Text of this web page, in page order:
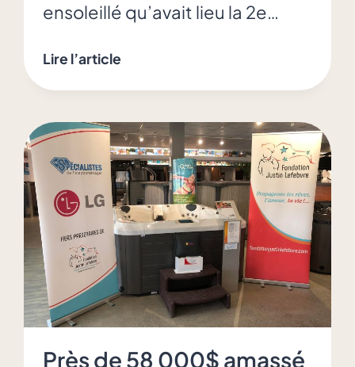
ensoleillé qu’avait lieu la 2e…
Lire l’article
la
Coupe
Ryder
au
profit
de
Près de 58 000$ amassé